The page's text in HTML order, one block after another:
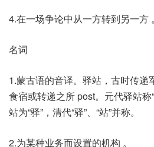
4.在一场争论中从一方转到另一方 。
名词
1.蒙古语的音译。驿站，古时传递
食宿或转递之所 post。元代驿站称
站为“驿”，清代“驿”、“站”并称。
2.为某种业务而设置的机构 。